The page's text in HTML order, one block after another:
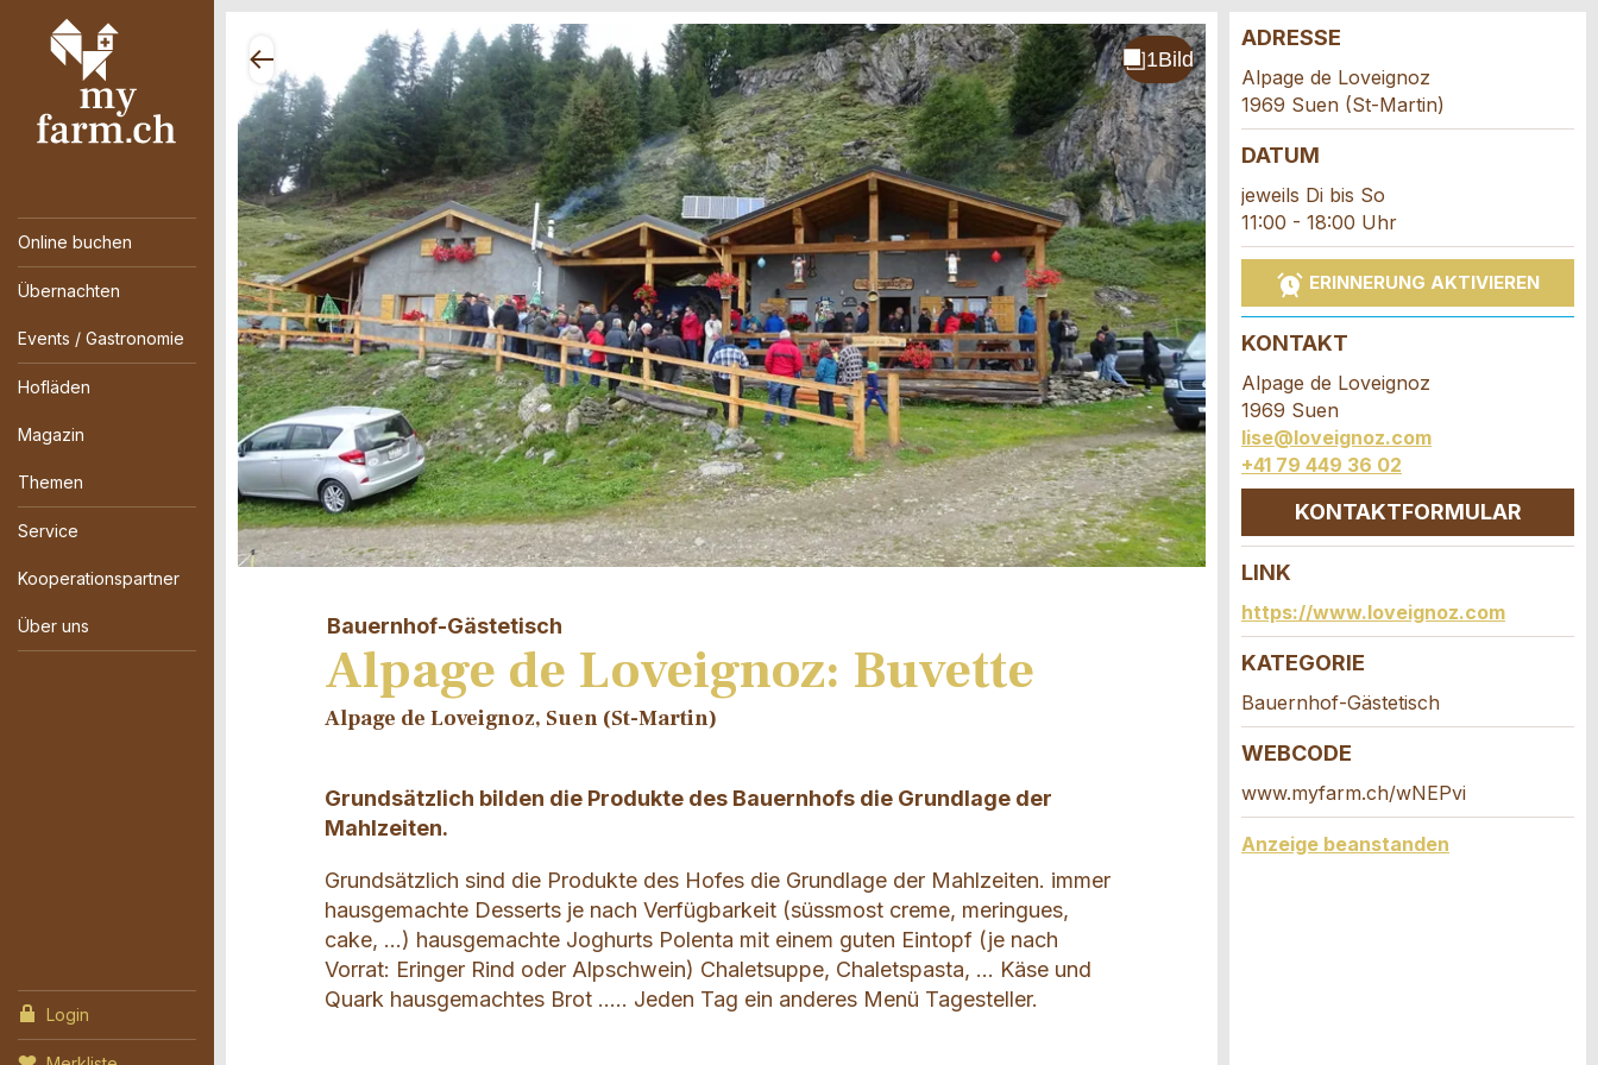
Online buchen
Übernachten
Events / Gastronomie
Hofläden
Magazin
Themen
Service
Kooperationspartner
Über uns
Login
Bauernhof-Gästetisch
Alpage de Loveignoz: Buvette
Alpage de Loveignoz, Suen (St-Martin)
Grundsätzlich bilden die Produkte des Bauernhofs die Grundlage der
Mahlzeiten.
Grundsätzlich sind die Produkte des Hofes die Grundlage der Mahlzeiten. immer
hausgemachte Desserts je nach Verfügbarkeit (süssmost creme, meringues,
cake, ...) hausgemachte Joghurts Polenta mit einem guten Eintopf (je nach
Vorrat: Eringer Rind oder Alpschwein) Chaletsuppe, Chaletspasta, ... Käse und
Quark hausgemachtes Brot ..... Jeden Tag ein anderes Menü Tagesteller.
ADRESSE
Alpage de Loveignoz
1969 Suen (St-Martin)
DATUM
jeweils Di bis So
11:00 - 18:00 Uhr
ERINNERUNG AKTIVIEREN
KONTAKT
Alpage de Loveignoz
1969 Suen
lise@loveignoz.com
+41 79 449 36 02
KONTAKTFORMULAR
LINK
https://www.loveignoz.com
KATEGORIE
Bauernhof-Gästetisch
WEBCODE
www.myfarm.ch/wNEPvi
Anzeige beanstanden